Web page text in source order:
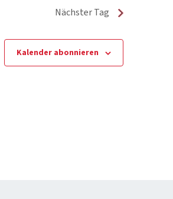
Nächster Tag
Kalender abonnieren